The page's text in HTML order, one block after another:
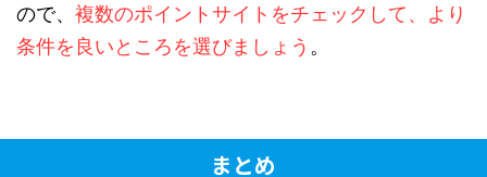
ので、 複数のポイントサイトをチェックして、より
条件を良いところを選びましょう 。
まとめ